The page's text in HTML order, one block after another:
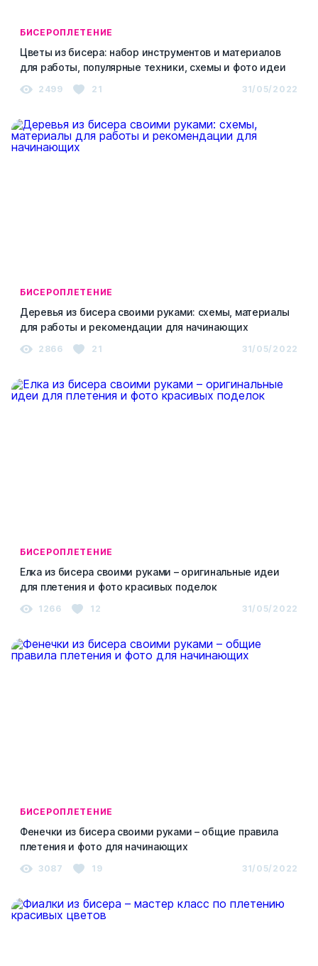
БИСЕРОПЛЕТЕНИЕ
Цветы из бисера: набор инструментов и материалов
для работы, популярные техники, схемы и фото идеи
2499 21 31/05/2022
БИСЕРОПЛЕТЕНИЕ
Деревья из бисера своими руками: схемы, материалы
для работы и рекомендации для начинающих
2866 21 31/05/2022
БИСЕРОПЛЕТЕНИЕ
Елка из бисера своими руками – оригинальные идеи
для плетения и фото красивых поделок
1266 12 31/05/2022
БИСЕРОПЛЕТЕНИЕ
Фенечки из бисера своими руками – общие правила
плетения и фото для начинающих
3087 19 31/05/2022